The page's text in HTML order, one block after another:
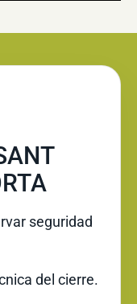
seguridad
del cierre.